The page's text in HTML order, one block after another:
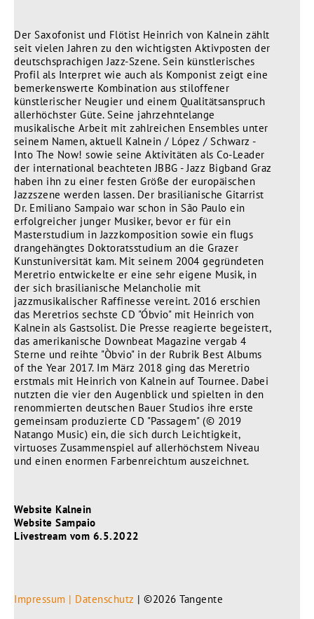
Der Saxofonist und Flötist Heinrich von Kalnein zählt
seit vielen Jahren zu den wichtigsten Aktivposten der
deutschsprachigen Jazz-Szene. Sein künstlerisches
Profil als Interpret wie auch als Komponist zeigt eine
bemerkenswerte Kombination aus stiloffener
künstlerischer Neugier und einem Qualitätsanspruch
allerhöchster Güte. Seine jahrzehntelange
musikalische Arbeit mit zahlreichen Ensembles unter
seinem Namen, aktuell Kalnein / López / Schwarz -
Into The Now! sowie seine Aktivitäten als Co-Leader
der international beachteten JBBG - Jazz Bigband Graz
haben ihn zu einer festen Größe der europäischen
Jazzszene werden lassen. Der brasilianische Gitarrist
Dr. Emiliano Sampaio war schon in São Paulo ein
erfolgreicher junger Musiker, bevor er für ein
Masterstudium in Jazzkomposition sowie ein flugs
drangehängtes Doktoratsstudium an die Grazer
Kunstuniversität kam. Mit seinem 2004 gegründeten
Meretrio entwickelte er eine sehr eigene Musik, in
der sich brasilianische Melancholie mit
jazzmusikalischer Raffinesse vereint. 2016 erschien
das Meretrios sechste CD "Óbvio" mit Heinrich von
Kalnein als Gastsolist. Die Presse reagierte begeistert,
das amerikanische Downbeat Magazine vergab 4
Sterne und reihte "Òbvio" in der Rubrik Best Albums
of the Year 2017. Im März 2018 ging das Meretrio
erstmals mit Heinrich von Kalnein auf Tournee. Dabei
nutzten die vier den Augenblick und spielten in den
renommierten deutschen Bauer Studios ihre erste
gemeinsam produzierte CD "Passagem" (© 2019
Natango Music) ein, die sich durch Leichtigkeit,
virtuoses Zusammenspiel auf allerhöchstem Niveau
und einen enormen Farbenreichtum auszeichnet.
Website Kalnein
Website Sampaio
Livestream vom 6.5.2022
Impressum | Datenschutz | ©2026 Tangente